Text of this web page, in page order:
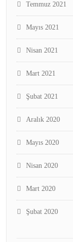
Temmuz 2021
Mayıs 2021
Nisan 2021
Mart 2021
Şubat 2021
Aralık 2020
Mayıs 2020
Nisan 2020
Mart 2020
Şubat 2020